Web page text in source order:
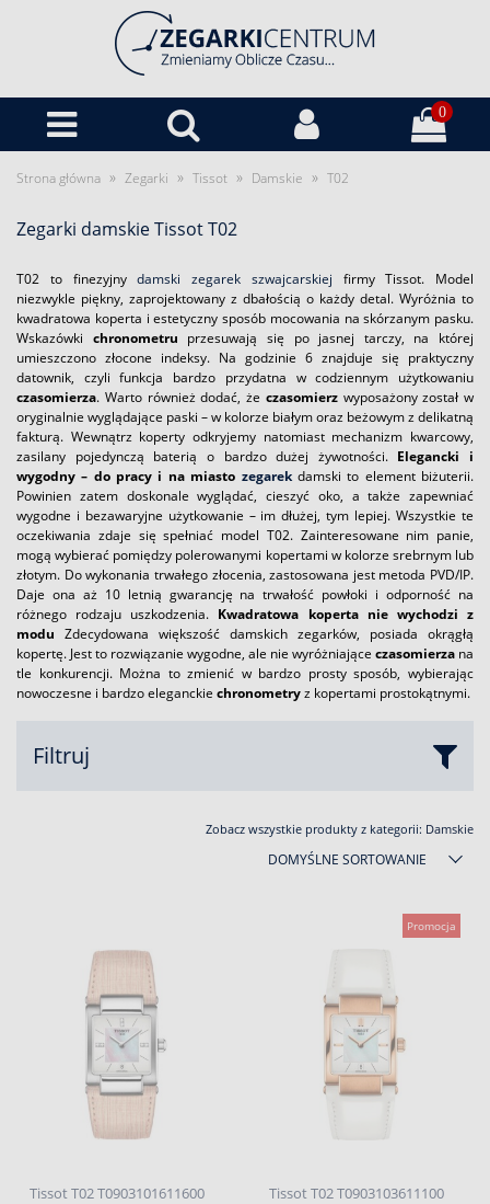
0
Strona główna » Zegarki » Tissot » Damskie » T02
Zegarki damskie Tissot T02
T02 to finezyjnydamski zegarek szwajcarskiej firmy Tissot. Model
niezwykle piękny, zaprojektowany z dbałością o każdy detal. Wyróżnia to
kwadratowa koperta i estetyczny sposób mocowania na skórzanym pasku.
Wskazówki chronometru przesuwają się po jasnej tarczy, na której
umieszczono złocone indeksy. Na godzinie 6 znajduje się praktyczny
datownik, czyli funkcja bardzo przydatna w codziennym użytkowaniu
czasomierza. Warto również dodać, że czasomierzwyposażony został w
oryginalnie wyglądające paski – w kolorze białym oraz beżowym z delikatną
fakturą. Wewnątrz koperty odkryjemy natomiast mechanizm kwarcowy,
zasilany pojedynczą baterią o bardzo dużej żywotności. Elegancki i
wygodny – do pracy i na miasto zegarekdamski to element biżuterii.
Powinien zatem doskonale wyglądać, cieszyć oko, a także zapewniać
wygodne i bezawaryjne użytkowanie – im dłużej, tym lepiej. Wszystkie te
oczekiwania zdaje się spełniać model T02. Zainteresowane nim panie,
mogą wybierać pomiędzy polerowanymi kopertami w kolorze srebrnym lub
złotym. Do wykonania trwałego złocenia, zastosowana jest metoda PVD/IP.
Daje ona aż 10 letnią gwarancję na trwałość powłoki i odporność na
różnego rodzaju uszkodzenia. Kwadratowa koperta nie wychodzi z
modu Zdecydowana większość damskich zegarków, posiada okrągłą
kopertę. Jest to rozwiązanie wygodne, ale nie wyróżniające czasomierza na
tle konkurencji. Można to zmienić w bardzo prosty sposób, wybierając
nowoczesne i bardzo eleganckie chronometryz kopertami prostokątnymi.
Filtruj
Zobacz wszystkie produkty z kategorii: Damskie
DOMYŚLNE SORTOWANIE
Tissot T02 T0903101611600
Promocja
Tissot T02 T0903103611100